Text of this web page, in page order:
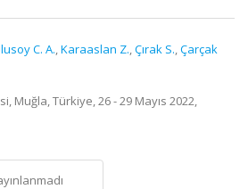
C. A.,Karaaslan Z.,Çırak S.,Çarçak
Muğla, Türkiye, 26 - 29 Mayıs 2022,